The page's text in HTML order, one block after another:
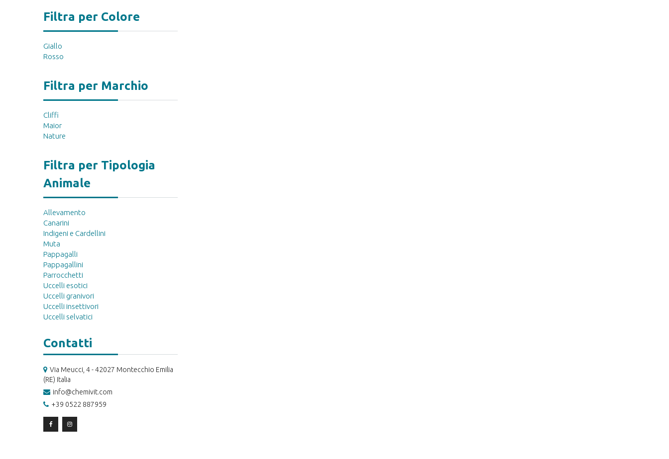
Filtra per Colore
Giallo
Rosso
Filtra per Marchio
Cliffi
Maior
Nature
Filtra per Tipologia
Animale
Allevamento
Canarini
Indigeni e Cardellini
Muta
Pappagalli
Pappagallini
Parrocchetti
Uccelli esotici
Uccelli granivori
Uccelli insettivori
Uccelli selvatici
Contatti
Via Meucci, 4 - 42027 Montecchio Emilia
(RE) Italia
info@chemivit.com
+39 0522 887959